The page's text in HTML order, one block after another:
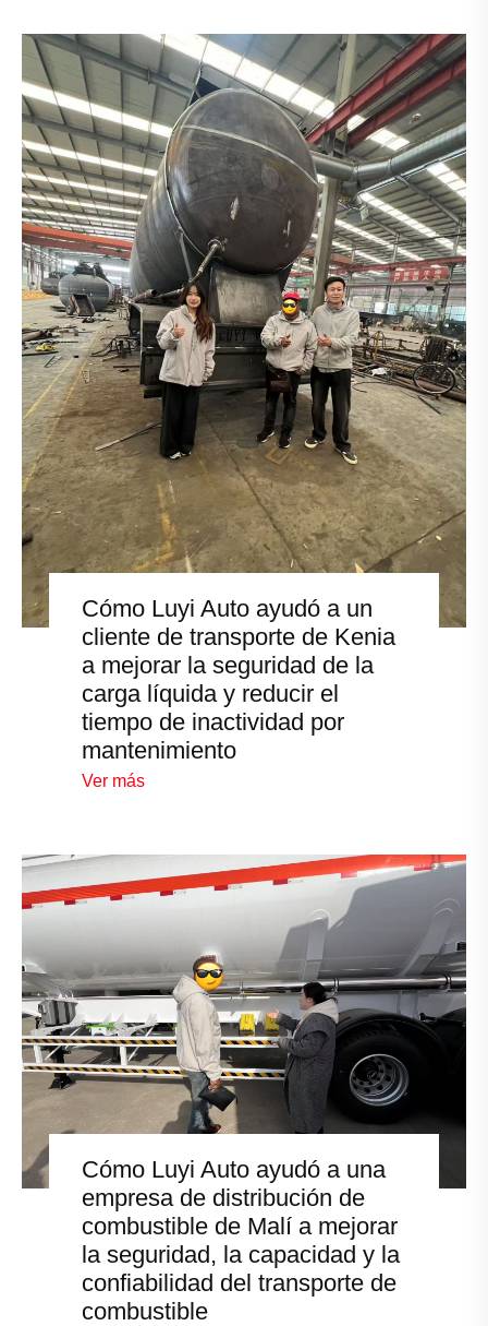
Cómo Luyi Auto ayudó a un
cliente de transporte de Kenia
a mejorar la seguridad de la
carga líquida y reducir el
tiempo de inactividad por
mantenimiento
Ver más
Cómo Luyi Auto ayudó a una
empresa de distribución de
combustible de Malí a mejorar
la seguridad, la capacidad y la
confiabilidad del transporte de
combustible